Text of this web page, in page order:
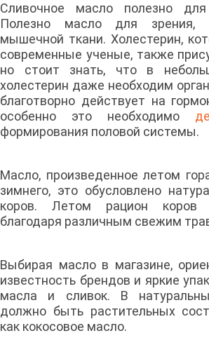
Сливочное масло полезно
Полезно масло для зрения,
мышечной ткани. Холестерин,
современные ученые, также
но стоит знать, что в
холестерин даже необходим
благотворно действует на
особенно это необходимо
формирования половой системы.
Масло, произведенное летом
зимнего, это обусловлено
коров. Летом рацион коров
благодаря различным свежим
Выбирая масло в магазине,
известность брендов и яркие
масла и сливок. В
должно быть растительных
как кокосовое масло.